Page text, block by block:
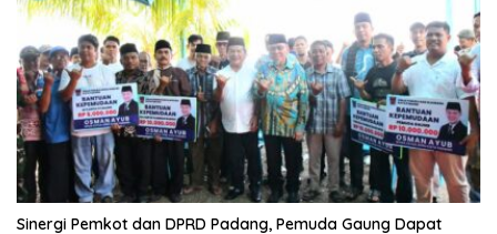
Sinergi Pemkot dan DPRD Padang, Pemuda Gaung Dapat